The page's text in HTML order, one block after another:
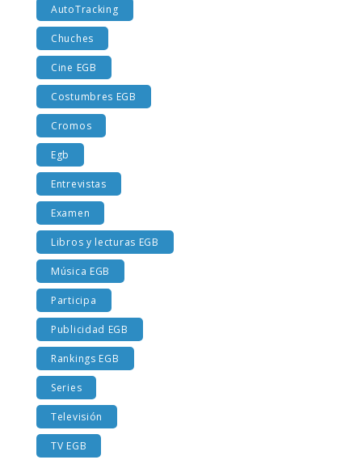
AutoTracking
Chuches
Cine EGB
Costumbres EGB
Cromos
Egb
Entrevistas
Examen
Libros y lecturas EGB
Música EGB
Participa
Publicidad EGB
Rankings EGB
Series
Televisión
TV EGB